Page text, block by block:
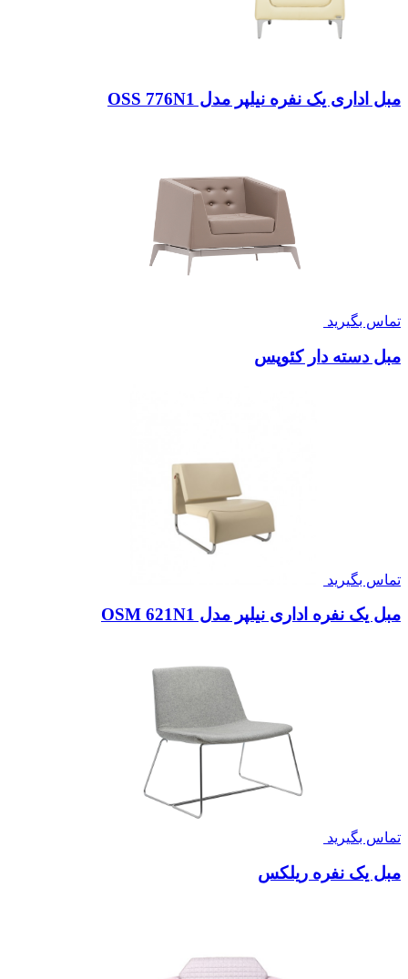
مبل اداری یک نفره نیلپر مدل OSS 776N1
تماس بگیرید
مبل دسته دار کئوپس
تماس بگیرید
مبل یک نفره اداری نیلپر مدل OSM 621N1
تماس بگیرید
مبل یک نفره ریلکس